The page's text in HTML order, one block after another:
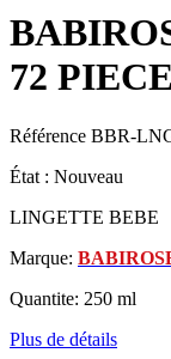
72
Référence BBR-
État : Nouveau
LINGETTE BEBE
Marque:
Quantite: 250 ml
Plus de détails